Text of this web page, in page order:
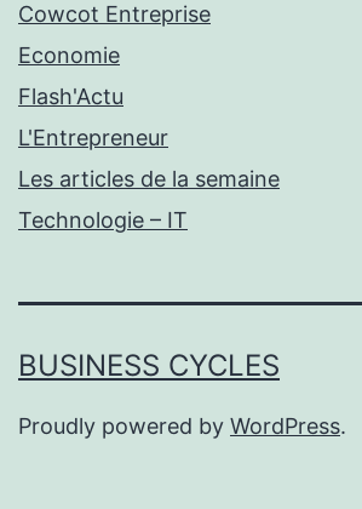
Cowcot Entreprise
Economie
Flash'Actu
L'Entrepreneur
Les articles de la semaine
Technologie – IT
BUSINESS CYCLES
Proudly powered by WordPress.